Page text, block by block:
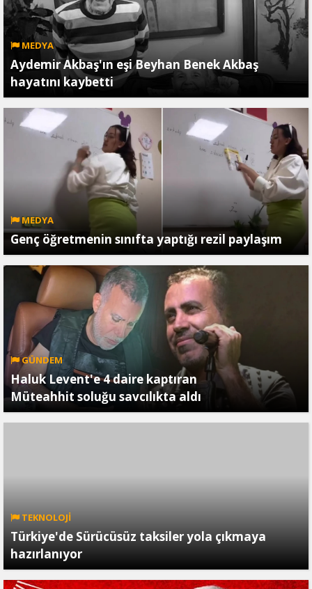
MEDYA
Aydemir Akbaş'ın eşi Beyhan Benek Akbaş
hayatını kaybetti
MEDYA
Genç öğretmenin sınıfta yaptığı rezil paylaşım
GÜNDEM
Haluk Levent'e 4 daire kaptıran
Müteahhit soluğu savcılıkta aldı
TEKNOLOJİ
Türkiye'de Sürücüsüz taksiler yola çıkmaya
hazırlanıyor